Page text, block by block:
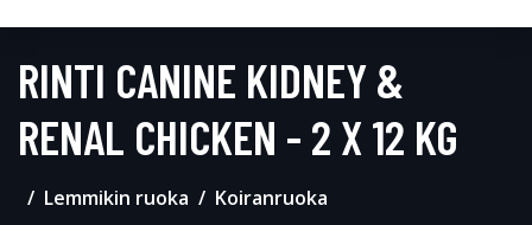
RINTI CANINE KIDNEY &
RENAL CHICKEN - 2 X 12 KG
Lemmikin ruoka Koiranruoka